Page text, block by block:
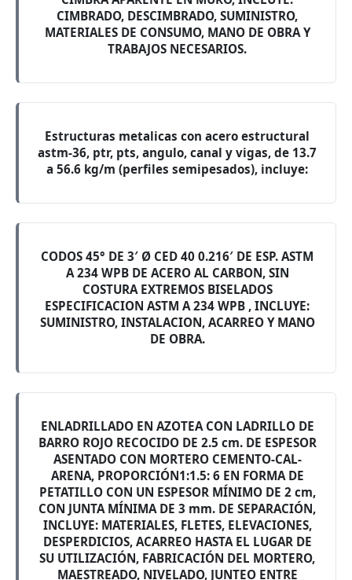
CIMBRADO, DESCIMBRADO, SUMINISTRO,
MATERIALES DE CONSUMO, MANO DE OBRA Y
TRABAJOS NECESARIOS.
Estructuras metalicas con acero estructural
astm-36, ptr, pts, angulo, canal y vigas, de 13.7
a 56.6 kg/m (perfiles semipesados), incluye:
CODOS 45° DE 3′ Ø CED 40 0.216′ DE ESP. ASTM
A 234 WPB DE ACERO AL CARBON, SIN
COSTURA EXTREMOS BISELADOS
ESPECIFICACION ASTM A 234 WPB , INCLUYE:
SUMINISTRO, INSTALACION, ACARREO Y MANO
DE OBRA.
ENLADRILLADO EN AZOTEA CON LADRILLO DE
BARRO ROJO RECOCIDO DE 2.5 cm. DE ESPESOR
ASENTADO CON MORTERO CEMENTO-CAL-
ARENA, PROPORCIÓN1:1.5: 6 EN FORMA DE
PETATILLO CON UN ESPESOR MÍNIMO DE 2 cm,
CON JUNTA MÍNIMA DE 3 mm. DE SEPARACIÓN,
INCLUYE: MATERIALES, FLETES, ELEVACIONES,
DESPERDICIOS, ACARREO HASTA EL LUGAR DE
SU UTILIZACIÓN, FABRICACIÓN DEL MORTERO,
MAESTREADO, NIVELADO, JUNTEO ENTRE